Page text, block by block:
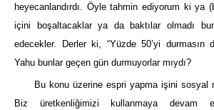
heyecanlandırdı. Öyle tahmin ediyorum ki ya
içini boşaltacaklar ya da baktılar olmadı
edecekler. Derler ki, “Yüzde 50’yi durmasın
Yahu bunlar geçen gün durmuyorlar mıydı?
Bu konu üzerine espri yapma işini sosyal
Biz üretkenliğimizi kullanmaya devam